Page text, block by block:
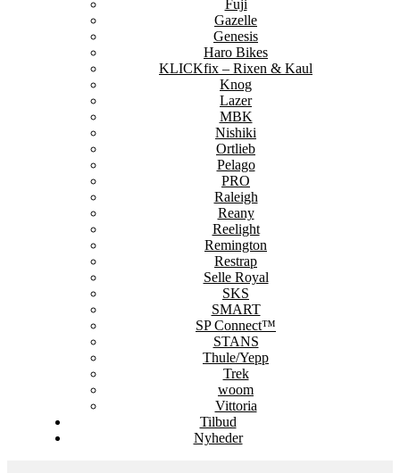
Fuji
Gazelle
Genesis
Haro Bikes
KLICKfix – Rixen & Kaul
Knog
Lazer
MBK
Nishiki
Ortlieb
Pelago
PRO
Raleigh
Reany
Reelight
Remington
Restrap
Selle Royal
SKS
SMART
SP Connect™
STANS
Thule/Yepp
Trek
woom
Vittoria
Tilbud
Nyheder